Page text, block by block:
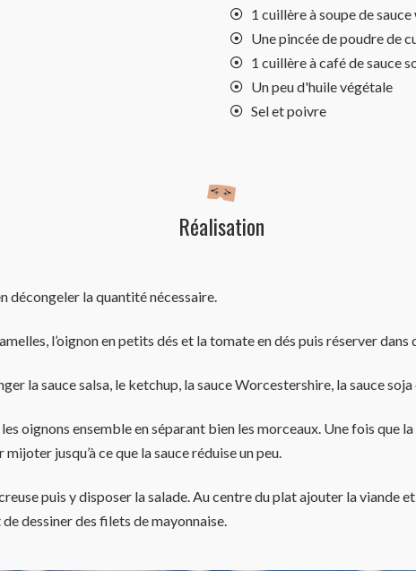
1 cuillère à soupe de
Une pincée de poudre de
1 cuillère à café de sauce
Un peu d'huile végétale
Sel et poivre
Réalisation
décongeler la quantité nécessaire.
l’oignon en petits dés et la tomate en dés puis réserver dans
la sauce salsa, le ketchup, la sauce Worcestershire, la sauce
oignons ensemble en séparant bien les morceaux. Une fois que
jusqu’à ce que la sauce réduise un peu.
puis y disposer la salade. Au centre du plat ajouter la viande
dessiner des filets de mayonnaise.